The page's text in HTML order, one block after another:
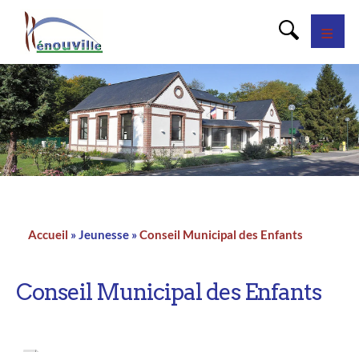
Accueil Jeunesse Conseil Municipal des Enfants
Conseil Municipal des Enfants
Panneau de gestion des cookies